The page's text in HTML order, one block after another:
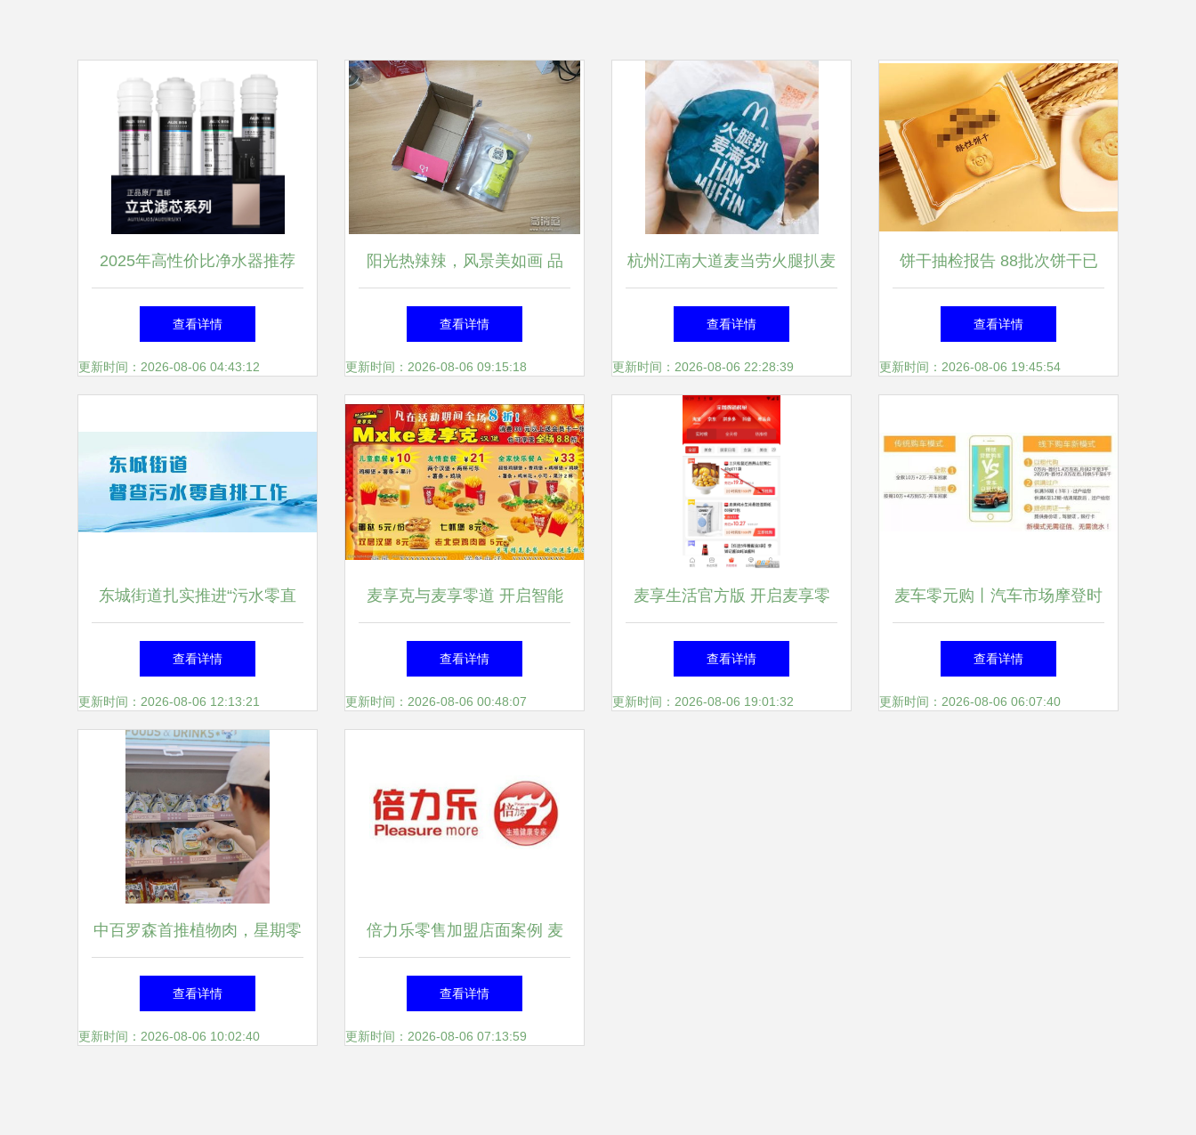
2025年高性价比净水器推荐
麦享零道及13款低价实用之选
查看详情
更新时间：2026-08-06 04:43:12
阳光热辣辣，风景美如画 品
喵麦享马亚西亚的滋味
查看详情
更新时间：2026-08-06 09:15:18
杭州江南大道麦当劳火腿扒麦
满分套餐评测 实拍与用户口
碑一览
查看详情
更新时间：2026-08-06 22:28:39
饼干抽检报告 88批次饼干已
变质，麦飘香、菓子町园道、
珍贝儿等上“黑榜”，麦享零道
查看详情
更新时间：2026-08-06 19:45:54
东城街道扎实推进“污水零直
排”督查工作，助力“麦享零
道”环境提升
查看详情
更新时间：2026-08-06 12:13:21
麦享克与麦享零道 开启智能
生活新体验
查看详情
更新时间：2026-08-06 00:48:07
麦享生活官方版 开启麦享零
道一站式便利新体验
查看详情
更新时间：2026-08-06 19:01:32
麦车零元购丨汽车市场摩登时
代即将来临，分享购车引爆全
行业
查看详情
更新时间：2026-08-06 06:07:40
中百罗森首推植物肉，星期零
深耕便利店场景
查看详情
更新时间：2026-08-06 10:02:40
倍力乐零售加盟店面案例 麦
享零道模式与产品展示解析
查看详情
更新时间：2026-08-06 07:13:59